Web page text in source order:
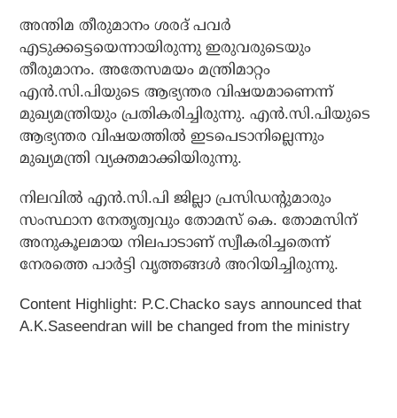
അന്തിമ തീരുമാനം ശരദ് പവര്‍
എടുക്കട്ടെയെന്നായിരുന്നു ഇരുവരുടെയും
തീരുമാനം. അതേസമയം മന്ത്രിമാറ്റം
എന്‍.സി.പിയുടെ ആഭ്യന്തര വിഷയമാണെന്ന്
മുഖ്യമന്ത്രിയും പ്രതികരിച്ചിരുന്നു. എന്‍.സി.പിയുടെ
ആഭ്യന്തര വിഷയത്തില്‍ ഇടപെടാനില്ലെന്നും
മുഖ്യമന്ത്രി വ്യക്തമാക്കിയിരുന്നു.
നിലവില്‍ എന്‍.സി.പി ജില്ലാ പ്രസിഡന്റുമാരും
സംസ്ഥാന നേതൃത്വവും തോമസ് കെ. തോമസിന്
അനുകൂലമായ നിലപാടാണ് സ്വീകരിച്ചതെന്ന്
നേരത്തെ പാര്‍ട്ടി വൃത്തങ്ങള്‍ അറിയിച്ചിരുന്നു.
Content Highlight: P.C.Chacko says announced that
A.K.Saseendran will be changed from the ministry